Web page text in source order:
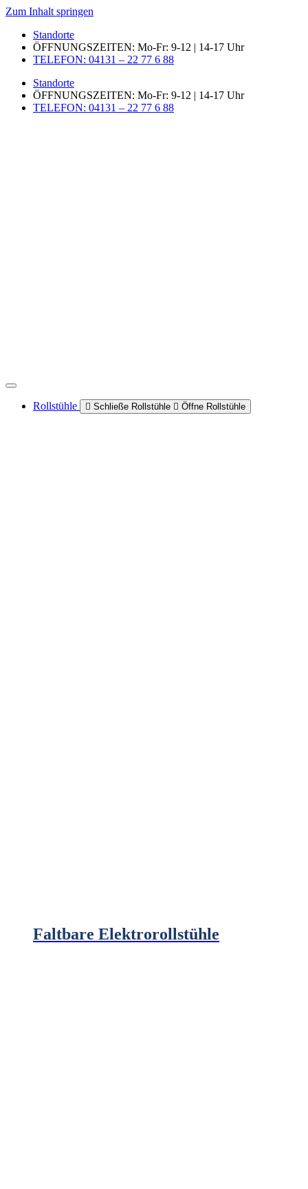
Zum Inhalt springen
Standorte
ÖFFNUNGSZEITEN: Mo-Fr: 9-12 | 14-17 Uhr
TELEFON: 04131 – 22 77 6 88
Standorte
ÖFFNUNGSZEITEN: Mo-Fr: 9-12 | 14-17 Uhr
TELEFON: 04131 – 22 77 6 88
Rollstühle Schließe Rollstühle Öffne Rollstühle
Faltbare Elektrorollstühle